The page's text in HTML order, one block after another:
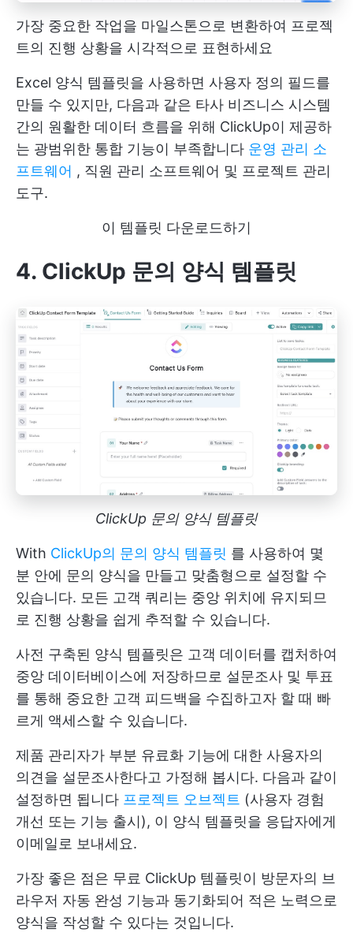
가장 중요한 작업을 마일스톤으로 변환하여 프로젝
트의 진행 상황을 시각적으로 표현하세요
Excel 양식 템플릿을 사용하면 사용자 정의 필드를
만들 수 있지만, 다음과 같은 타사 비즈니스 시스템
간의 원활한 데이터 흐름을 위해 ClickUp이 제공하
는 광범위한 통합 기능이 부족합니다 운영 관리 소
프트웨어 , 직원 관리 소프트웨어 및 프로젝트 관리
도구.
이 템플릿 다운로드하기
4. ClickUp 문의 양식 템플릿
ClickUp 문의 양식 템플릿
With ClickUp의 문의 양식 템플릿 를 사용하여 몇
분 안에 문의 양식을 만들고 맞춤형으로 설정할 수
있습니다. 모든 고객 쿼리는 중앙 위치에 유지되므
로 진행 상황을 쉽게 추적할 수 있습니다.
사전 구축된 양식 템플릿은 고객 데이터를 캡처하여
중앙 데이터베이스에 저장하므로 설문조사 및 투표
를 통해 중요한 고객 피드백을 수집하고자 할 때 빠
르게 액세스할 수 있습니다.
제품 관리자가 부분 유료화 기능에 대한 사용자의
의견을 설문조사한다고 가정해 봅시다. 다음과 같이
설정하면 됩니다 프로젝트 오브젝트 (사용자 경험
개선 또는 기능 출시), 이 양식 템플릿을 응답자에게
이메일로 보내세요.
가장 좋은 점은 무료 ClickUp 템플릿이 방문자의 브
라우저 자동 완성 기능과 동기화되어 적은 노력으로
양식을 작성할 수 있다는 것입니다.